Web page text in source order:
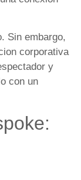
Sin embargo,
corporativa
y
con un